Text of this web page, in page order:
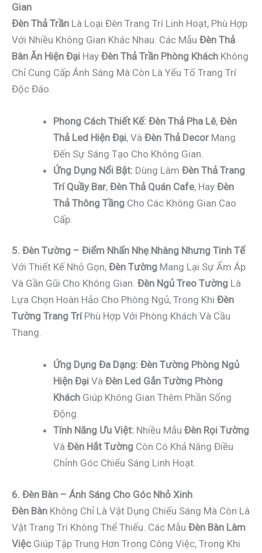
Gian
Đèn Thả Trần Là Loại Đèn Trang Trí Linh Hoạt, Phù Hợp
Với Nhiều Không Gian Khác Nhau. Các Mẫu Đèn Thả
Bàn Ăn Hiện Đại Hay Đèn Thả Trần Phòng Khách Không
Chỉ Cung Cấp Ánh Sáng Mà Còn Là Yếu Tố Trang Trí
Độc Đáo.
Phong Cách Thiết Kế: Đèn Thả Pha Lê, Đèn
Thả Led Hiện Đại, Và Đèn Thả Decor Mang
Đến Sự Sáng Tạo Cho Không Gian.
Ứng Dụng Nổi Bật: Dùng Làm Đèn Thả Trang
Trí Quầy Bar, Đèn Thả Quán Cafe, Hay Đèn
Thả Thông Tầng Cho Các Không Gian Cao
Cấp.
5. Đèn Tường – Điểm Nhấn Nhẹ Nhàng Nhưng Tinh Tế
Với Thiết Kế Nhỏ Gọn, Đèn Tường Mang Lại Sự Ấm Áp
Và Gần Gũi Cho Không Gian. Đèn Ngủ Treo Tường Là
Lựa Chọn Hoàn Hảo Cho Phòng Ngủ, Trong Khi Đèn
Tường Trang TríPhù Hợp Với Phòng Khách Và Cầu
Thang.
Ứng Dụng Đa Dạng: Đèn Tường Phòng Ngủ
Hiện Đại Và Đèn Led Gắn Tường Phòng
Khách Giúp Không Gian Thêm Phần Sống
Động.
Tính Năng Ưu Việt: Nhiều Mẫu Đèn Rọi Tường
Và Đèn Hắt Tường Còn Có Khả Năng Điều
Chỉnh Góc Chiếu Sáng Linh Hoạt.
6. Đèn Bàn – Ánh Sáng Cho Góc Nhỏ Xinh
Đèn Bàn Không Chỉ Là Vật Dụng Chiếu Sáng Mà Còn Là
Vật Trang Trí Không Thể Thiếu. Các Mẫu Đèn Bàn Làm
Việc Giúp Tập Trung Hơn Trong Công Việc, Trong Khi